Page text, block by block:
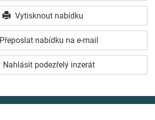
Vytisknout nabídku
Přeposlat nabídku na e-mail
Nahlásit podezřelý inzerát